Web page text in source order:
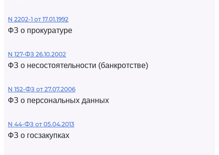
N 2202-1 от 17.01.1992
ФЗ о прокуратуре
N 127-ФЗ 26.10.2002
ФЗ о несостоятельности (банкротстве)
N 152-ФЗ от 27.07.2006
ФЗ о персональных данных
N 44-ФЗ от 05.04.2013
ФЗ о госзакупках